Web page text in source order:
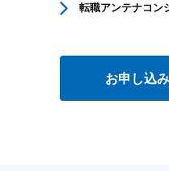
転職アンテナコン
お申し込